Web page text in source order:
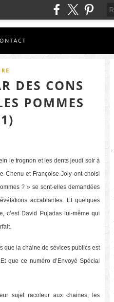
DES CONS
POMMES
le trognon et les dents jeudi soir à
Chenu et Françoise Joly ont choisi
? » se sont-elles demandées
accablantes. Et quelques
c’est David Pujadas lui-même qui
que la chaine de sévices publics est
que ce numéro d’Envoyé Spécial
sujet racoleur aux chaines, les